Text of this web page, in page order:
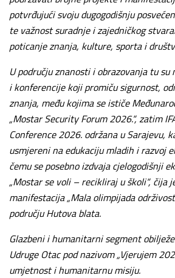
potvrđujući svoju dugogodišnju
te važnost suradnje i zajedničkog
poticanje znanja, kulture, sporta i
U području znanosti i obrazovanja tu su
i konferencije koji promiču sigurnost,
znanja, među kojima se ističe
„Mostar Security Forum 2026.“, zatim
Conference 2026. održana u Sarajevu,
usmjereni na edukaciju mladih i razvoj
čemu se posebno izdvaja cjelogodišnji
„Mostar se voli – recikliraj u školi“, čija
manifestacija „Mala olimpijada
području Hutova blata.
Glazbeni i humanitarni segment
Udruge Otac pod nazivom „Vjerujem
umjetnost i humanitarnu misiju.